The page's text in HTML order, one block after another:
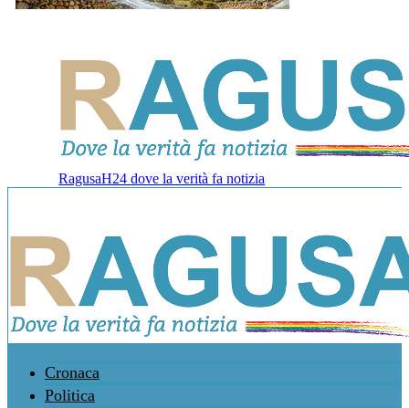
RagusaH24 dove la verità fa notizia
Cronaca
Politica